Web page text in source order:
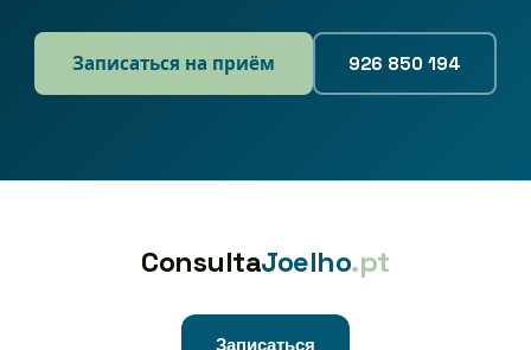
Записаться на приём 926 850 194
ConsultaJoelho.pt
Записаться